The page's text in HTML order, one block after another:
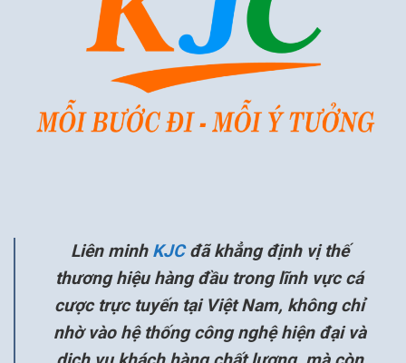
Liên minhKJCđã khẳng định vị thế
thương hiệu hàng đầu trong lĩnh vực cá
cược trực tuyến tại Việt Nam, không chỉ
nhờ vào hệ thống công nghệ hiện đại và